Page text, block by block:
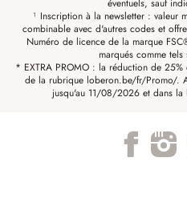
éventuels, sauf
¹ Inscription à la newsletter : valeur
combinable avec d'autres codes et
Numéro de licence de la marque
marqués comme
* EXTRA PROMO : la réduction de
de la rubrique loberon.be/fr/Promo/.
jusqu'au 11/08/2026 et dans la